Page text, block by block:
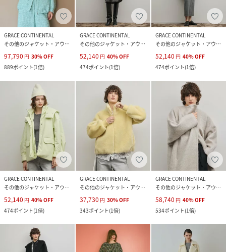
GRACE CONTINENTAL
その他のジャケット・アウター
97,790 円 30%OFF
889ポイント(1倍)
GRACE CONTINENTAL
その他のジャケット・アウター
52,140 円 40%OFF
474ポイント(1倍)
GRACE CONTINENTAL
その他のジャケット・アウター
52,140 円 40%OFF
474ポイント(1倍)
GRACE CONTINENTAL
その他のジャケット・アウター
52,140 円 40%OFF
474ポイント(1倍)
GRACE CONTINENTAL
その他のジャケット・アウター
37,730 円 30%OFF
343ポイント(1倍)
GRACE CONTINENTAL
その他のジャケット・アウター
58,740 円 40%OFF
534ポイント(1倍)